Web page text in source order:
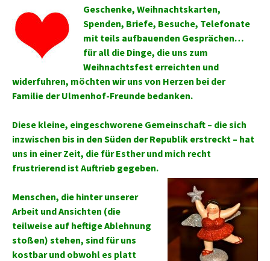
Geschenke, Weihnachtskarten,
Spenden, Briefe, Besuche, Telefonate
mit teils aufbauenden Gesprächen…
für all die Dinge, die uns zum
Weihnachtsfest erreichten und
widerfuhren, möchten wir uns von Herzen bei der
Familie der Ulmenhof-Freunde bedanken.
Diese kleine, eingeschworene Gemeinschaft – die sich
inzwischen bis in den Süden der Republik erstreckt – hat
uns in einer Zeit, die für Esther und mich recht
frustrierend ist Auftrieb gegeben.
Menschen, die hinter unserer
Arbeit und Ansichten (die
teilweise auf heftige Ablehnung
stoßen) stehen, sind für uns
kostbar und obwohl es platt